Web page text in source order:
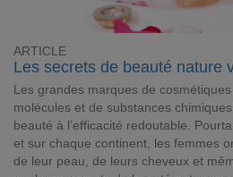
ARTICLE
Les secrets de beauté nature
Les grandes marques de
molécules et de substances
beauté à l’efficacité redoutable.
et sur chaque continent, les femmes
de leur peau, de leurs cheveux et